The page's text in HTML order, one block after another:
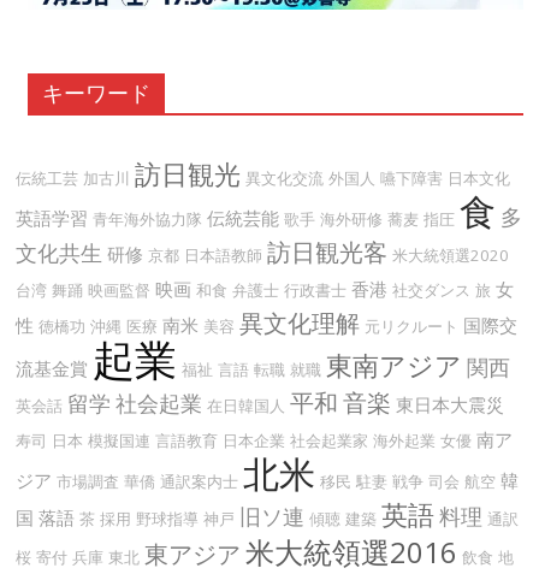
キーワード
伝統工芸 加古川 訪日観光 異文化交流 外国人 嚥下障害 日本文化
英語学習 青年海外協力隊 伝統芸能 歌手 海外研修 蕎麦 指圧 食 多
文化共生 研修 京都 日本語教師 訪日観光客 米大統領選2020
台湾 舞踊 映画監督 映画 和食 弁護士 行政書士 香港 社交ダンス 旅 女
性 徳橋功 沖縄 医療 南米 美容 異文化理解 元リクルート 国際交
流基金賞 起業 福祉 言語 転職 就職 東南アジア 関西
英会話 留学 社会起業 在日韓国人 平和 音楽 東日本大震災
寿司 日本 模擬国連 言語教育 日本企業 社会起業家 海外起業 女優 南ア
ジア 市場調査 華僑 通訳案内士 北米 移民 駐妻 戦争 司会 航空 韓
国 落語 茶 採用 野球指導 神戸 旧ソ連 傾聴 建築 英語料理 通訳
桜 寄付 兵庫 東北 東アジア 米大統領選2016 飲食 地